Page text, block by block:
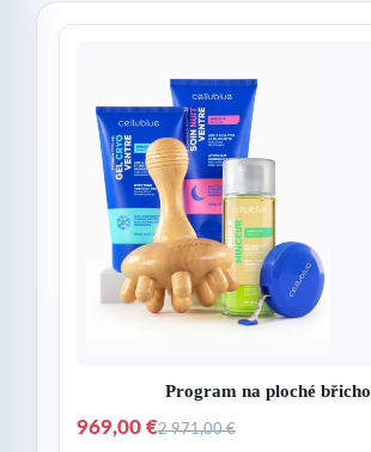
Program na ploché břicho
969,00 €2 971,00 €